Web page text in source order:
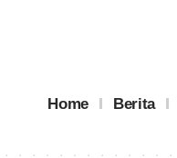
Home Berita